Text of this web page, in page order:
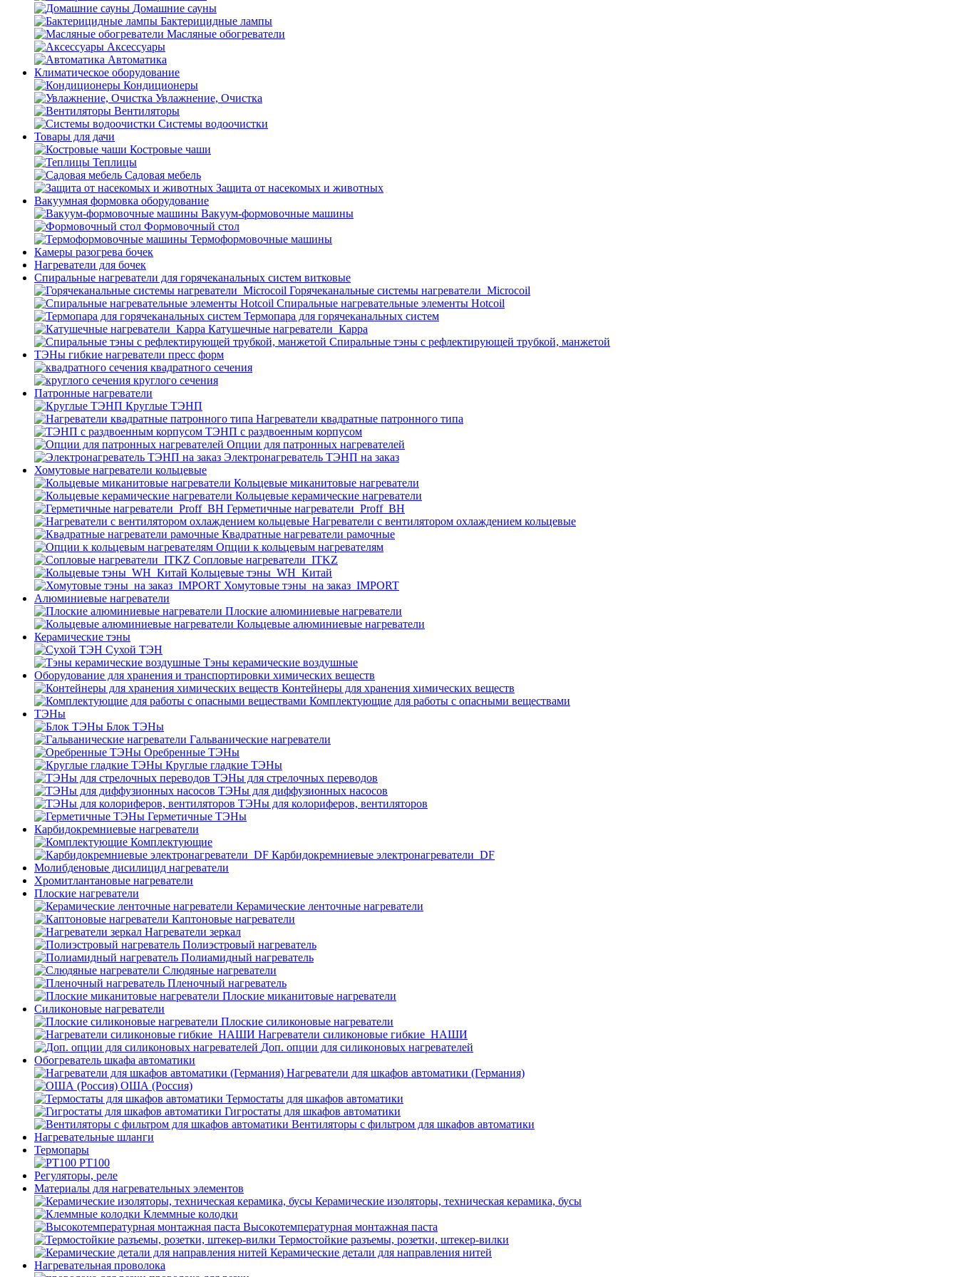
Домашние сауны
Бактерицидные лампы
Масляные обогреватели
Аксессуары
Автоматика
Климатическое оборудование
Кондиционеры
Увлажнение, Очистка
Вентиляторы
Системы водоочистки
Товары для дачи
Костровые чаши
Теплицы
Садовая мебель
Защита от насекомых и животных
Вакуумная формовка оборудование
Вакуум-формовочные машины
Формовочный стол
Термоформовочные машины
Камеры разогрева бочек
Нагреватели для бочек
Спиральные нагреватели для горячеканальных систем витковые
Горячеканальные системы нагреватели_Microcoil
Спиральные нагревательные элементы Hotcoil
Термопара для горячеканальных систем
Катушечные нагреватели_Карра
Спиральные тэны с рефлектирующей трубкой, манжетой
ТЭНы гибкие нагреватели пресс форм
квадратного сечения
круглого сечения
Патронные нагреватели
Круглые ТЭНП
Нагреватели квадратные патронного типа
ТЭНП с раздвоенным корпусом
Опции для патронных нагревателей
Электронагреватель ТЭНП на заказ
Хомутовые нагреватели кольцевые
Кольцевые миканитовые нагреватели
Кольцевые керамические нагреватели
Герметичные нагреватели_Proff_BH
Нагреватели с вентилятором охлаждением кольцевые
Квадратные нагреватели рамочные
Опции к кольцевым нагревателям
Cопловые нагреватели_ITKZ
Кольцевые тэны_WH_Китай
Хомутовые тэны_на заказ_IMPORT
Алюминиевые нагреватели
Плоские алюминиевые нагреватели
Кольцевые алюминиевые нагреватели
Керамические тэны
Сухой ТЭН
Тэны керамические воздушные
Оборудование для хранения и транспортировки химических веществ
Контейнеры для хранения химических веществ
Комплектующие для работы с опасными веществами
ТЭНы
Блок ТЭНы
Гальванические нагреватели
Оребренные ТЭНы
Круглые гладкие ТЭНы
ТЭНы для стрелочных переводов
ТЭНы для диффузионных насосов
ТЭНы для колориферов, вентиляторов
Герметичные ТЭНы
Карбидокремниевые нагреватели
Комплектующие
Карбидокремниевые электронагреватели_DF
Молибденовые дисилицид нагреватели
Хромитлантановые нагреватели
Плоские нагреватели
Керамические ленточные нагреватели
Каптоновые нагреватели
Нагреватели зеркал
Полиэстровый нагреватель
Полиамидный нагреватель
Слюдяные нагреватели
Пленочный нагреватель
Плоские миканитовые нагреватели
Силиконовые нагреватели
Плоские силиконовые нагреватели
Нагреватели силиконовые гибкие_НАШИ
Доп. опции для силиконовых нагревателей
Обогреватель шкафа автоматики
Нагреватели для шкафов автоматики (Германия)
ОША (Россия)
Термостаты для шкафов автоматики
Гигростаты для шкафов автоматики
Вентиляторы с фильтром для шкафов автоматики
Нагревательные шланги
Термопары
PT100
Регуляторы, реле
Материалы для нагревательных элементов
Керамические изоляторы, техническая керамика, бусы
Клеммные колодки
Высокотемпературная монтажная паста
Термостойкие разъемы, розетки, штекер-вилки
Керамические детали для направления нитей
Нагревательная проволока